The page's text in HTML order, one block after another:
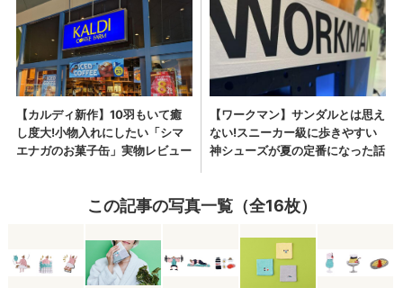
この記事の写真一覧（全16枚）